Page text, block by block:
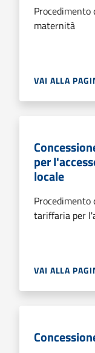
Procedimento
maternità
VAI ALLA
per
locale
Procedimento
tariffaria per
VAI ALLA